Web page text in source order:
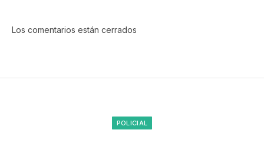
Los comentarios están cerrados
POLICIAL